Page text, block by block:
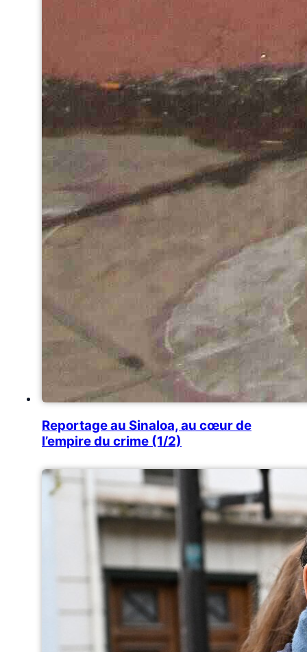
Reportage au Sinaloa, au cœur de
l’empire du crime (1/2)